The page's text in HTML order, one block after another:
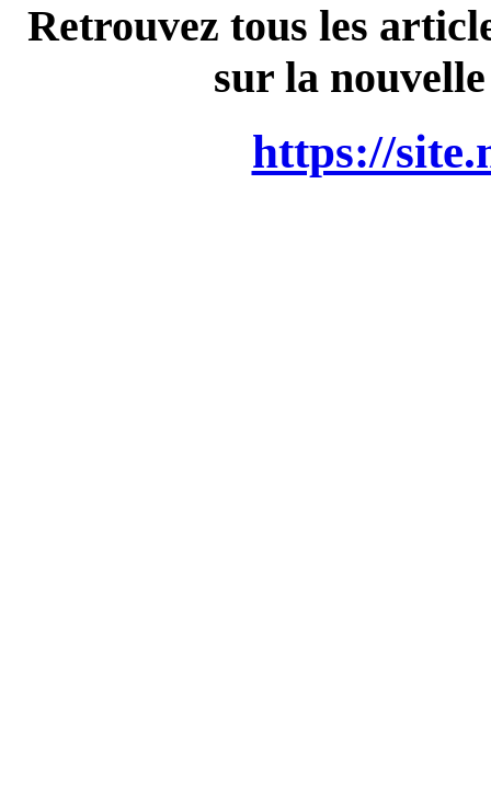
Retrouvez tous les
sur la
https://